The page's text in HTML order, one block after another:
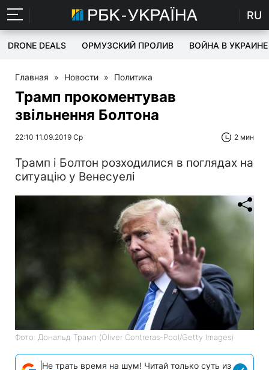
RU
DRONE DEALS ОРМУЗСКИЙ ПРОЛИВ ВОЙНА В УКРАИНЕ
Главная » Новости » Политика
Трамп прокоментував
звільнення Болтона
22:10 11.09.2019 Ср 2 мин
Трамп і Болтон розходилися в поглядах на
ситуацію у Венесуелі
Фото: Дональд Трамп (Oliver Contreras-Pool/Getty Images)
Не трать время на шум! Читай только суть из